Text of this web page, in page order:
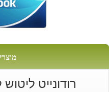
רודונייט ליטוש